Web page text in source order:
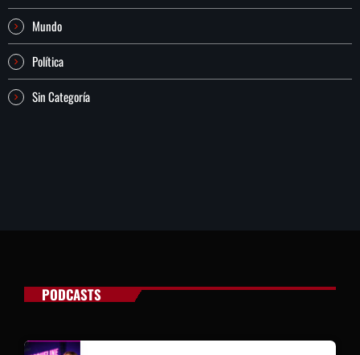
Mundo
Política
Sin Categoría
PODCASTS